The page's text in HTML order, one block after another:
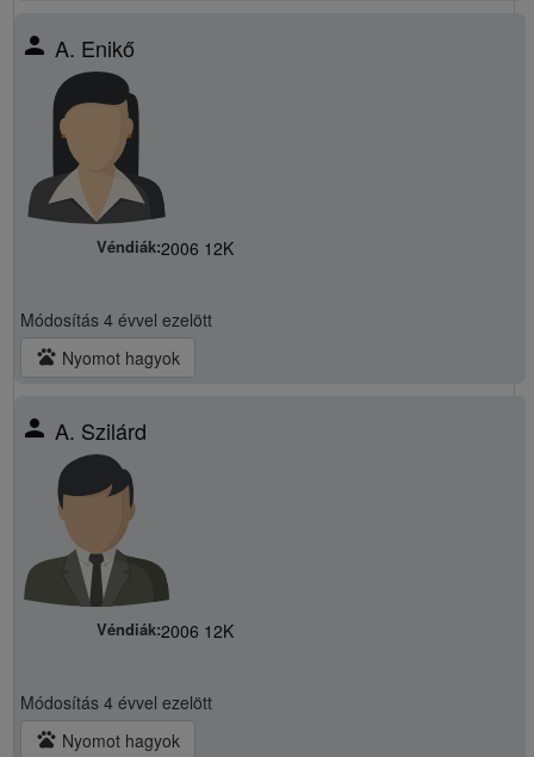
person A. Enikő
Véndiák:2006 12K
Módosítás 4 évvel ezelött
pets Nyomot hagyok
person A. Szilárd
Véndiák:2006 12K
Módosítás 4 évvel ezelött
pets Nyomot hagyok